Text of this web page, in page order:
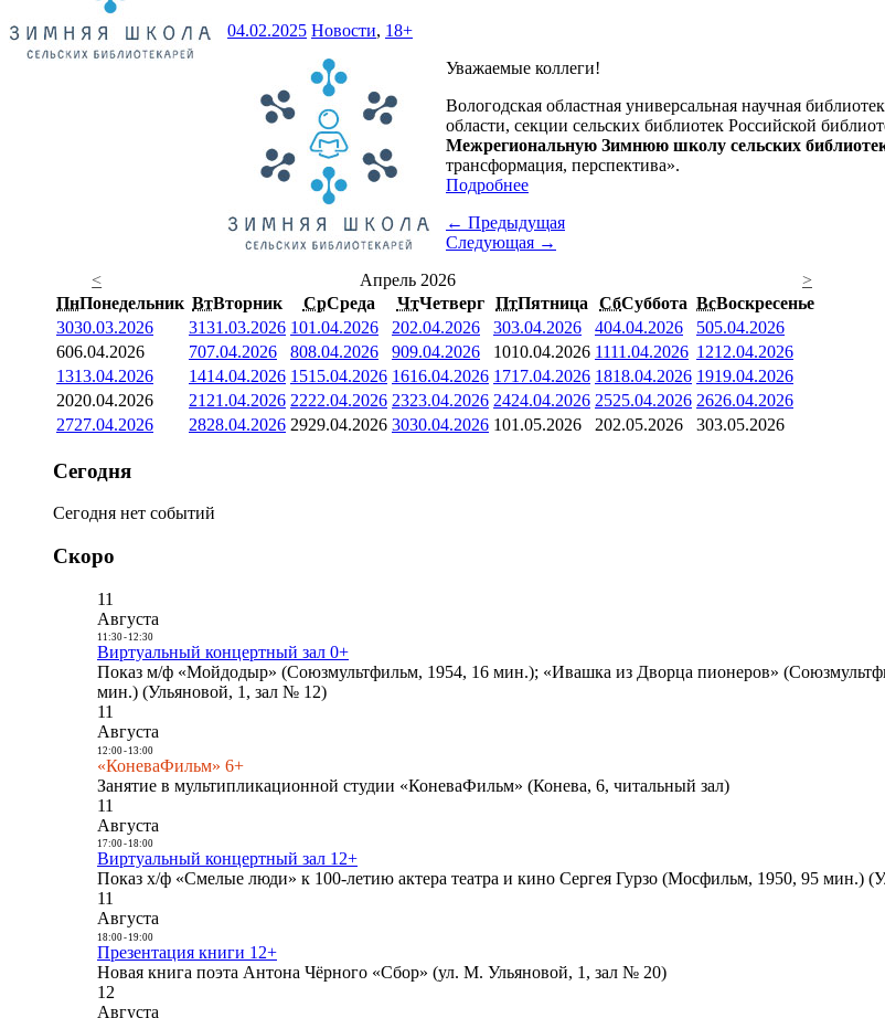
04.02.2025 Новости, 18+
Уважаемые коллеги!
Вологодская областная универсальная научная
области, секции сельских библиотек Российской
Межрегиональную Зимнюю школу сельских
трансформация, перспектива».
Подробнее
← Предыдущая
Следующая →
<
Апрель 2026
>
ПнПонедельник ВтВторник СрСреда ЧтЧетверг ПтПятница СбСуббота ВсВоскресенье
3030.03.2026 3131.03.2026 101.04.2026 202.04.2026 303.04.2026 404.04.2026 505.04.2026
606.04.2026 707.04.2026 808.04.2026 909.04.2026 1010.04.2026 1111.04.2026 1212.04.2026
1313.04.2026 1414.04.2026 1515.04.2026 1616.04.2026 1717.04.2026 1818.04.2026 1919.04.2026
2020.04.2026 21 21.04.2026 2222.04.2026 2323.04.2026 2424.04.2026 2525.04.2026 2626.04.2026
2727.04.2026 2828.04.2026 2929.04.2026 3030.04.2026 101.05.2026 202.05.2026 303.05.2026
Сегодня
Сегодня нет событий
Скоро
11
Августа
11:30- 12:30
Виртуальный концертный зал 0+
Показ м/ф «Мойдодыр» (Союзмультфильм, 1954, 16 мин.); «Ивашка из Дворца пионеров»
мин.) (Ульяновой, 1, зал № 12)
11
Августа
12:00- 13:00
«КоневаФильм» 6+
Занятие в мультипликационной студии «КоневаФильм» (Конева, 6, читальный зал)
11
Августа
17:00- 18:00
Виртуальный концертный зал 12+
Показ х/ф «Смелые люди» к 100-летию актера театра и кино Сергея Гурзо (Мосфильм, 1950, 95 мин.)
11
Августа
18:00- 19:00
Презентация книги 12+
Новая книга поэта Антона Чёрного «Сбор» (ул. М. Ульяновой, 1, зал № 20)
12
Августа